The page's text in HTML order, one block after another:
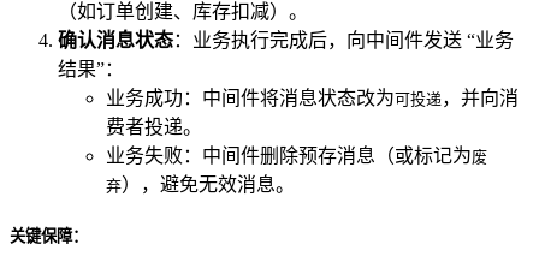
（如订单创建、库存扣减）。
确认消息状态：业务执行完成后，向中间件发送 “业务
结果”：
业务成功：中间件将消息状态改为可投递 ，并向消
费者投递。
业务失败：中间件删除预存消息（或标记为废
弃），避免无效消息。
关键保障：